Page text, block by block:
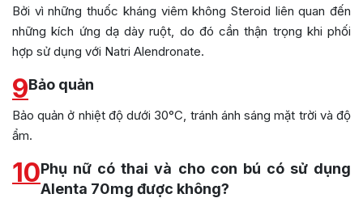
Bởi vì những thuốc kháng viêm không Steroid liên quan đến
những kích ứng dạ dày ruột, do đó cần thận trọng khi phối
hợp sử dụng với Natri Alendronate.
9Bảo quản
Bảo quản ở nhiệt độ dưới 30°C, tránh ánh sáng mặt trời và độ
ẩm.
10Phụ nữ có thai và cho con bú có sử dụng
Alenta 70mg được không?